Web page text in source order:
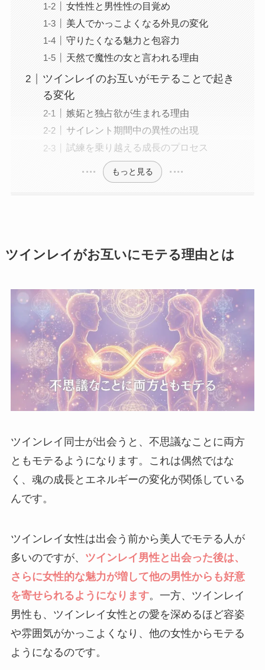
女性性と男性性の目覚め
美人でかっこよくなる外見の変化
守りたくなる魅力と包容力
天然で魔性の女と言われる理由
ツインレイのお互いがモテることで起き
る変化
嫉妬と独占欲が生まれる理由
サイレント期間中の異性の出現
試練を乗り越える成長のプロセス
もっと見る
ツインレイがお互いにモテる理由とは
ツインレイ同士が出会うと、不思議なことに両方
ともモテるようになります。これは偶然ではな
く、魂の成長とエネルギーの変化が関係している
んです。
ツインレイ女性は出会う前から美人でモテる人が
多いのですが、 ツインレイ男性と出会った後は、
さらに女性的な魅力が増して他の男性からも好意
を寄せられるようになります。一方、ツインレイ
男性も、ツインレイ女性との愛を深めるほど容姿
や雰囲気がかっこよくなり、他の女性からモテる
ようになるのです。